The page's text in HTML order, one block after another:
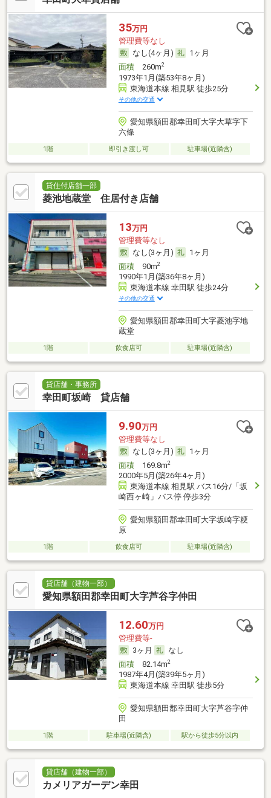
35万円
管理費等なし
なし(4ヶ月)
1ヶ月
面積260m2
1973年1月(築53年8ヶ月)
東海道本線 相見駅 徒歩25分
その他の交通
愛知県額田郡幸田町大字大草字下
六條
1階 即引き渡し可 駐車場(近隣含)
貸住付店舗一部
菱池地蔵堂 住居付き店舗
13万円
管理費等なし
なし(3ヶ月)
1ヶ月
面積90m2
1990年1月(築36年8ヶ月)
東海道本線 幸田駅 徒歩24分
その他の交通
愛知県額田郡幸田町大字菱池字地
蔵堂
1階 飲食店可 駐車場(近隣含)
貸店舗・事務所
幸田町坂崎 貸店舗
9.90万円
管理費等なし
なし(3ヶ月)
1ヶ月
面積169.8m2
2000年5月(築26年4ヶ月)
東海道本線 相見駅 バス16分/「坂
崎西ヶ崎」バス停 停歩3分
愛知県額田郡幸田町大字坂崎字粳
原
1階 飲食店可 駐車場(近隣含)
貸店舗（建物一部）
愛知県額田郡幸田町大字芦谷字仲田
12.60万円
管理費等-
3ヶ月
なし
面積82.14m2
1987年4月(築39年5ヶ月)
東海道本線 幸田駅 徒歩5分
愛知県額田郡幸田町大字芦谷字仲
田
1階 駐車場(近隣含) 駅から徒歩5分以内
貸店舗（建物一部）
カメリアガーデン幸田